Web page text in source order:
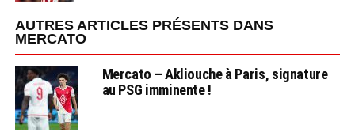
AUTRES ARTICLES PRÉSENTS DANS
MERCATO
Mercato – Akliouche à Paris, signature
au PSG imminente !